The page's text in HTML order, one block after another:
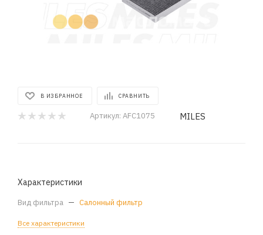
В ИЗБРАННОЕ СРАВНИТЬ
Артикул: AFC1075 MILES
Характеристики
Вид фильтра — Салонный фильтр
Все характеристики